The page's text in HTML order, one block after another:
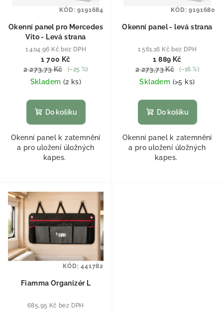
Okenní panel pro Mercedes
Vito - Levá strana
1 404,96 Kč bez DPH
1 700 Kč
2 273,73 Kč
(–25 %)
Skladem (2 ks)
Do košíku
Okenní panel k zatemnění
a pro uložení úložných
kapes.
KÓD:9191684
Okenní panel - levá strana
1 561,16 Kč bez DPH
1 889 Kč
2 273,73 Kč
(–16 %)
Skladem (>5 ks)
Do košíku
Okenní panel k zatemnění
a pro uložení úložných
kapes.
KÓD:9191680
Fiamma Organizér L
685,95 Kč bez DPH
KÓD:441782